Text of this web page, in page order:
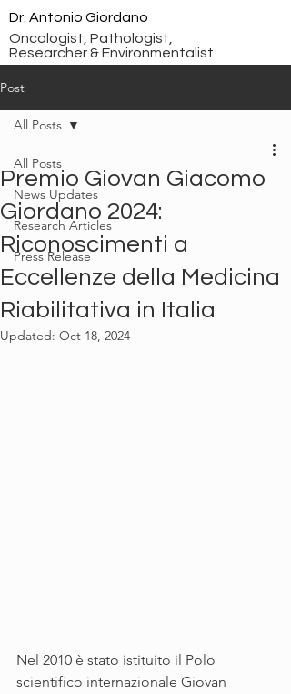
Dr. Antonio Giordano
Oncologist, Pathologist,
Researcher & Environmentalist
Post
All Posts
News Updates
Research Articles
Press Release
All Posts
Premio Giovan Giacomo
Giordano 2024:
Riconoscimenti a
Eccellenze della Medicina
Riabilitativa in Italia
Updated: Oct 18, 2024
Nel 2010 è stato istituito il Polo
scientifico internazionale Giovan